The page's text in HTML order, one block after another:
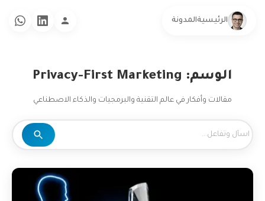
الرئيسيةالمدونة
الوسم: Privacy-First Marketing
مقالات وأفكار في عالم التقنية والبرمجيات والذكاء الاصطناعي